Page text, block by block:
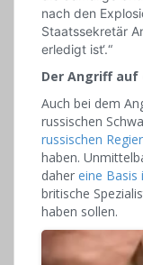
nach den
Staatssekretär
erledigt ist‘.“
Der Angriff
Auch bei dem
russischen
russischen
haben.
daher eine Basis
britische
haben sollen.